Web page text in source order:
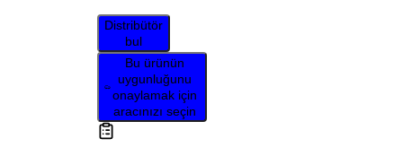
Distribütör
bul
Bu ürünün
uygunluğunu
onaylamak için
aracınızı seçin